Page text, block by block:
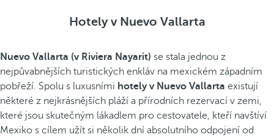
Hotely v Nuevo Vallarta
Nuevo Vallarta (v Riviera Nayarit) se stala jednou z
nejpůvabnějších turistických enkláv na mexickém západním
pobřeží. Spolu s luxusními hotely v Nuevo Vallarta existují
některé z nejkrásnějších pláží a přírodních rezervací v zemi,
které jsou skutečným lákadlem pro cestovatele, kteří navštíví
Mexiko s cílem užít si několik dní absolutního odpojení od